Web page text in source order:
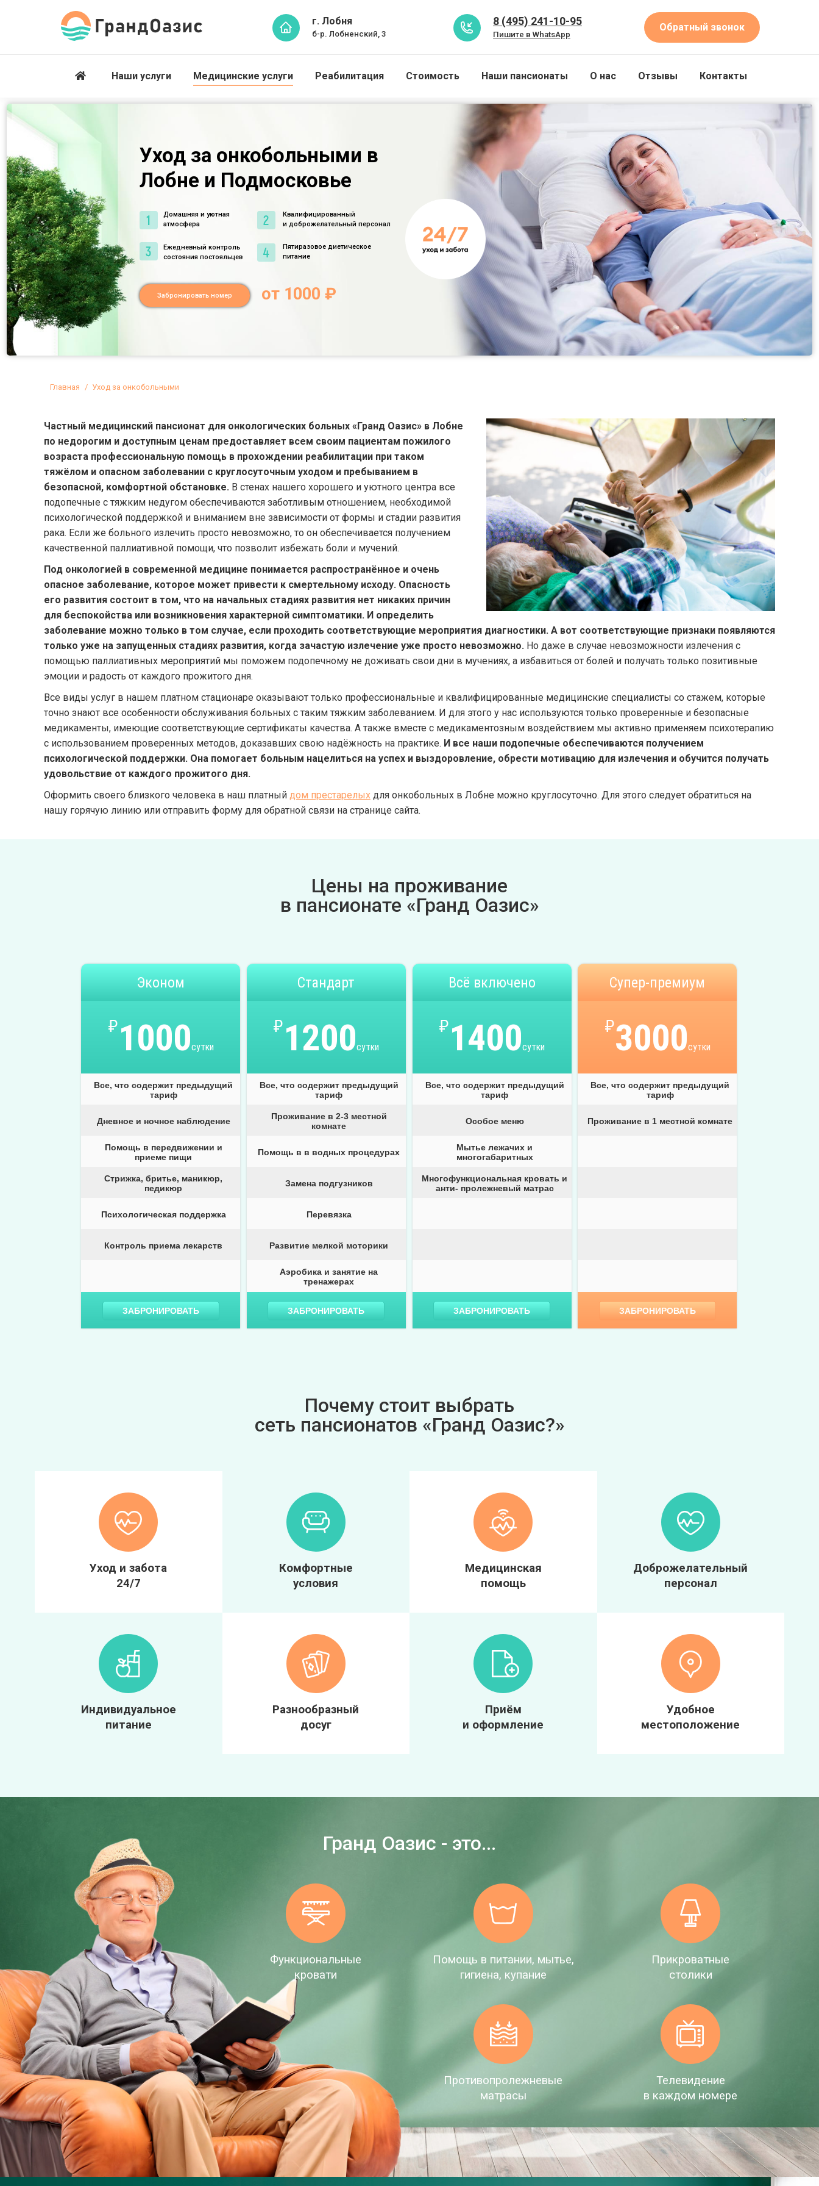
г. Лобня
б-р. Лобненский, 3
8 (495) 241-10-95
Пишите в WhatsApp
Обратный звонок
Наши услуги Медицинские услуги Реабилитация Стоимость Наши пансионаты О нас Отзывы Контакты
Уход за онкобольными в
Лобне и Подмосковье
Домашняя и уютная
атмосфера
Ежедневный контроль
состояния постояльцев
Квалифицированный
и доброжелательный персонал
Пятиразовое диетическое
питание
Забронировать номер от 1000 ₽
Вы здесь:
Главная Уход за онкобольными
Частный медицинский пансионат для онкологических больных «Гранд Оазис» в Лобне
по недорогим и доступным ценам предоставляет всем своим пациентам пожилого
возраста профессиональную помощь в прохождении реабилитации при таком
тяжёлом и опасном заболевании с круглосуточным уходом и пребыванием в
безопасной, комфортной обстановке. В стенах нашего хорошего и уютного центра все
подопечные с тяжким недугом обеспечиваются заботливым отношением, необходимой
психологической поддержкой и вниманием вне зависимости от формы и стадии развития
рака. Если же больного излечить просто невозможно, то он обеспечивается получением
качественной паллиативной помощи, что позволит избежать боли и мучений.
Под онкологией в современной медицине понимается распространённое и очень
опасное заболевание, которое может привести к смертельному исходу. Опасность
его развития состоит в том, что на начальных стадиях развития нет никаких причин
для беспокойства или возникновения характерной симптоматики. И определить
заболевание можно только в том случае, если проходить соответствующие мероприятия диагностики. А вот соответствующие признаки появляются
только уже на запущенных стадиях развития, когда зачастую излечение уже просто невозможно. Но даже в случае невозможности излечения с
помощью паллиативных мероприятий мы поможем подопечному не доживать свои дни в мучениях, а избавиться от болей и получать только позитивные
эмоции и радость от каждого прожитого дня.
Все виды услуг в нашем платном стационаре оказывают только профессиональные и квалифицированные медицинские специалисты со стажем, которые
точно знают все особенности обслуживания больных с таким тяжким заболеванием. И для этого у нас используются только проверенные и безопасные
медикаменты, имеющие соответствующие сертификаты качества. А также вместе с медикаментозным воздействием мы активно применяем психотерапию
с использованием проверенных методов, доказавших свою надёжность на практике. И все наши подопечные обеспечиваются получением
психологической поддержки. Она помогает больным нацелиться на успех и выздоровление, обрести мотивацию для излечения и обучится получать
удовольствие от каждого прожитого дня.
Оформить своего близкого человека в наш платный дом престарелых для онкобольных в Лобне можно круглосуточно. Для этого следует обратиться на
нашу горячую линию или отправить форму для обратной связи на странице сайта.
Цены на проживание
в пансионате «Гранд Оазис»
Эконом
₽1000сутки
Все, что содержит предыдущий
тариф
Дневное и ночное наблюдение
Помощь в передвижении и
приеме пищи
Стрижка, бритье, маникюр,
педикюр
Психологическая поддержка
Контроль приема лекарств
ЗАБРОНИРОВАТЬ
Стандарт
₽1200сутки
Все, что содержит предыдущий
тариф
Проживание в 2-3 местной
комнате
Помощь в в водных процедурах
Замена подгузников
Перевязка
Развитие мелкой моторики
Аэробика и занятие на
тренажерах
ЗАБРОНИРОВАТЬ
Всё включено
₽1400сутки
Все, что содержит предыдущий
тариф
Особое меню
Мытье лежачих и
многогабаритных
Многофункциональная кровать и
анти- пролежневый матрас
ЗАБРОНИРОВАТЬ
Супер-премиум
₽3000сутки
Все, что содержит предыдущий
тариф
Проживание в 1 местной комнате
ЗАБРОНИРОВАТЬ
Почему стоит выбрать
сеть пансионатов «Гранд Оазис?»
Уход и забота
24/7
Комфортные
условия
Медицинская
помощь
Доброжелательный
персонал
Индивидуальное
питание
Разнообразный
досуг
Приём
и оформление
Удобное
местоположение
Гранд Оазис - это...
Функциональные
кровати
Помощь в питании, мытье,
гигиена, купание
Прикроватные
столики
Противопролежневые
матрасы
Телевидение
в каждом номере